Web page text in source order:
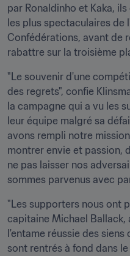
par Ronaldinho et Kaka,
les plus spectaculaires
Confédérations, avant de
rabattre sur la troisième
"Le souvenir d'une
des regrets", confie
la campagne qui a vu les
leur équipe malgré sa
avons rempli notre
montrer envie et passion,
ne pas laisser nos
sommes parvenus avec
"Les supporters nous ont
capitaine Michael Ballack,
l'entame réussie des
sont rentrés à fond dans